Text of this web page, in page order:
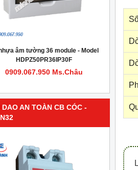
âm tường 36 module - Model
HDPZ50PR36IP30F
0909.067.950 Ms.Châu
Tủ
DAO AN TOÀN CB CÓC -